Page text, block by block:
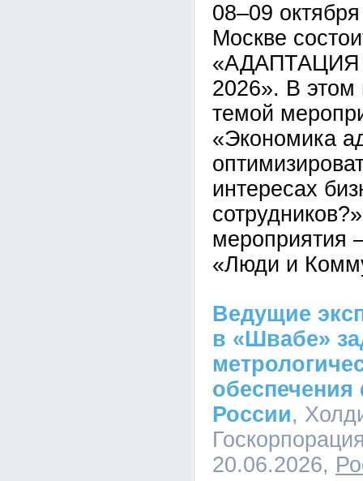
08–09
Москве
2026». В этом
темой
«Экономика
интересах
мероприятия
«Люди и
Ведущие
в «Швабе»
России,
20.06.2026,